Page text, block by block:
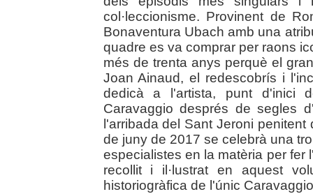
col·leccionisme. Provinent de
Bonaventura Ubach amb una
quadre es va comprar per raons
més de trenta anys perquè el
Joan Ainaud, el redescobrís i
dedicà a l'artista, punt d'inici
Caravaggio després de segles
l'arribada del Sant Jeroni
de juny de 2017 se celebrà una
especialistes en la matèria per
recollit i il·lustrat en aquest
historiogràfica de l'únic